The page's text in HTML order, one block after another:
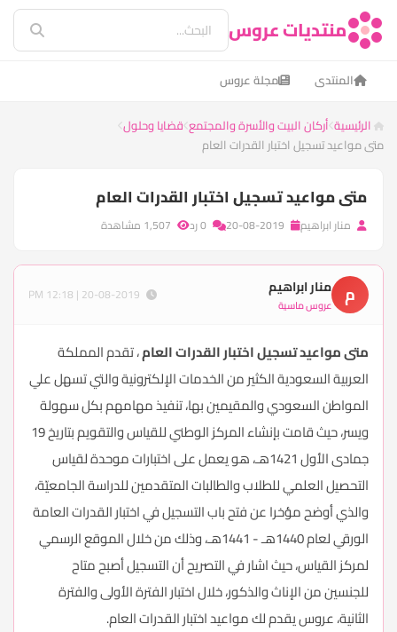
منتديات عروس
المنتدى مجلة عروس
الرئيسية أركان البيت والأسرة والمجتمع قضايا وحلول
متى مواعيد تسجيل اختبار القدرات العام
متى مواعيد تسجيل اختبار القدرات العام
منار ابراهيم
م منار ابراهيم
عروس ماسية
متى مواعيد تسجيل اختبار القدرات العام، تقدم المملكة
العربية السعودية الكثير من الخدمات الإلكترونية والتي تسهل علي
المواطن السعودي والمقيمين بها، تنفيذ مهامهم بكل سهولة
ويسر، حيث قامت بإنشاء المركز الوطني للقياس والتقويم بتاريخ 19
جمادى الأول 1421هـ، هو يعمل على اختبارات موحدة لقياس
التحصيل العلمي للطلاب والطالبات المتقدمين للدراسة الجامعيّة،
والذي أوضح مؤخرا عن فتح باب التسجيل في اختبار القدرات العامة
الورقي لعام 1440هـ - 1441هـ، وذلك من خلال الموقع الرسمي
لمركز القياس، حيث اشار في التصريح أن التسجيل أصبح متاح
للجنسين من الإناث والذكور، خلال اختبار الفترة الأولى والفترة
الثانية، عروس يقدم لك مواعيد اختبار القدرات العام.